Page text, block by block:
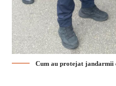
Cum au protejat jandarmii